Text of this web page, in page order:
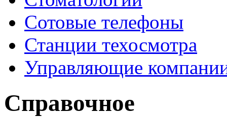
Сотовые телефоны
Станции техосмотра
Управляющие
Справочное